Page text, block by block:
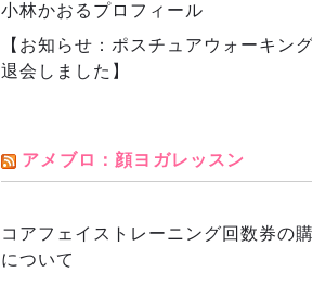
小林かおるプロフィール
【お知らせ：ポスチュアウォーキン
退会しました】
アメブロ：顔ヨガレッスン
コアフェイストレーニング回数券の
について